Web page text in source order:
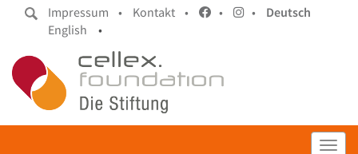
Impressum • Kontakt • • •
Deutsch
English
•